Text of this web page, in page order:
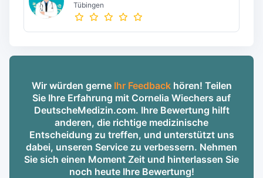
Tübingen
Wir würden gerne Ihr Feedbackhören! Teilen
Sie Ihre Erfahrung mit Cornelia Wiechers auf
DeutscheMedizin.com. Ihre Bewertung hilft
anderen, die richtige medizinische
Entscheidung zu treffen, und unterstützt uns
dabei, unseren Service zu verbessern. Nehmen
Sie sich einen Moment Zeit und hinterlassen Sie
noch heute Ihre Bewertung!